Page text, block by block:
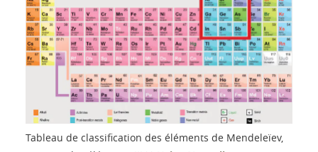
Tableau de classification des éléments de Mendeleïev,